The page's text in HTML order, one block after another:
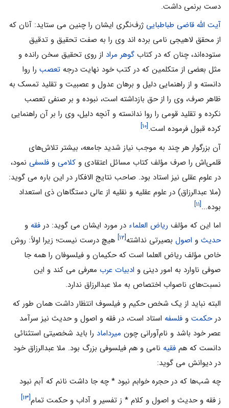
دست برنمى داشت.
آیت الله قاضى طباطبایى ژرف‌نگرى ایشان را چنین مى ستاید: آنان که
از محقق لاهیجى نامى برده اند وى را به صفت تحقیق و تدقیق
ستوده‌اند، چنان که در کتاب گوهر مراد از روى تحقیق سخن رانده و
مثل بعضى از متکلمین که در کتب خود نهایت درجه تعصب را روا
دانسته و از راهنمایى دلیل و برهان عدول و عصبیت و تقلید تمسک به
ظاهر صرف، وى را از حق بازداشته است، نبوده و بر صنفى تعصب
نکرده و تقلید قومى را روا ندانسته و آنچه دلیل، وى را بر آن راهنمایى
کرده قبول فرموده است.[۱۰]
آن بزرگوار هر چند به موجب نیاز شدید جامعه، بیشتر تلاش‌هاى
قلمى‌اش را صرف مؤلف کتاب مسائل اعتقادى و کلامى و فلسفى نمود،
در علوم عقلى نیز استاد بود. صاحب نتایج الافکار در این باره مى گوید:
(ملا عبدالرزاق) در علوم عقلیه و نقلیه از عالى دستگاهان ذى استعداد
بوده...[۱۱]
اما این که مؤلف ریاض العلماء در مورد ایشان مى گوید: در فقه و
حدیث و اصول بصیرتى نداشته[۱۲]
هیچ درست نیست؛ زیرا اولاً: روش
خاص مؤلف ریاض العلما است که حکیمان و فیلسوفان را همه جا
صوفى ناوارد به امور دینى و ادبیات عرب معرفى مى کند و این
نسبت‌هاى ناصواب اختصاص به ملا عبدالرزاق ندارد.
البته نباید از یک شخص حکیم و فیلسوف انتظار داشت همان طور که
درحکمت و فلسفه استاد است، در فقه و اصول و حدیث نیز سرآمد
عصر خود باشد و نام‌آورانى چون میرداماد را باید شخصیتى استثنائى
دانست که هم فقیه نامى و هم فیلسوفى بزرگ بود. ملا عبدالرزاق خود
در دیوانش مى گوید:
چه شب‌ها که در حجره خوابم نبود * چه جا داشت نانم که آبم نبود
ز فقه و حدیث و اصول و کلام * ز تفسیر و آداب و حکمت تمام[۱۳]